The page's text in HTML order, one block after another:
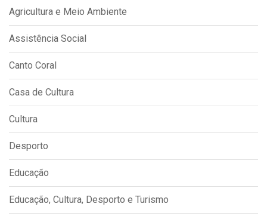
Agricultura e Meio Ambiente
Assistência Social
Canto Coral
Casa de Cultura
Cultura
Desporto
Educação
Educação, Cultura, Desporto e Turismo